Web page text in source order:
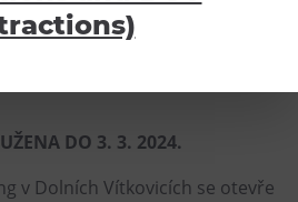
- 3.3.2024
U6
DO 3. 3. 2024.
v Dolních Vítkovicích se otevře